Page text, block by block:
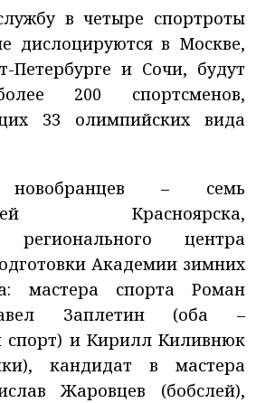
в четыре спортроты
дислоцируются в Москве,
Петербурге и Сочи, будут
200 спортсменов,
33 олимпийских вида
– семь
Красноярска,
регионального центра
Академии зимних
мастера спорта Роман
Заплетин (оба –
и Кирилл Киливнюк
кандидат в мастера
Жаровцев (бобслей),